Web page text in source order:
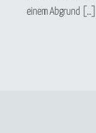
einem Abgrund […]